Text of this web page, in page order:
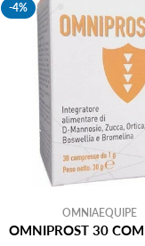
-4%
OMNIAEQUIPE
OMNIPROST 30